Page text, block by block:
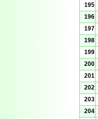
195
196
197
198
199
200
201
202
203
204